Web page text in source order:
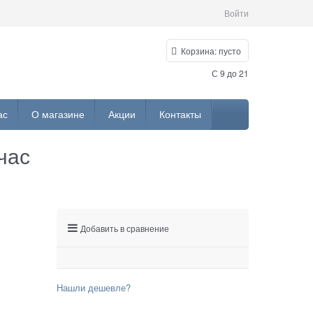
Войти
Корзина:пусто
С 9 до 21
О магазине Акции Контакты
Добавить в сравнение
Нашли дешевле?